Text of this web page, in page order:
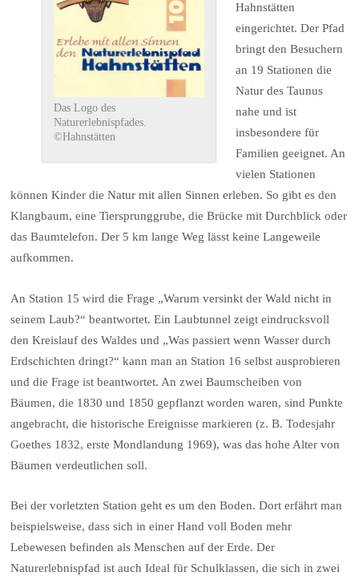
Das Logo des
Naturerlebnispfades.
©Hahnstätten
Hahnstätten
eingerichtet. Der Pfad
bringt den Besuchern
an 19 Stationen die
Natur des Taunus
nahe und ist
insbesondere für
Familien geeignet. An
vielen Stationen
können Kinder die Natur mit allen Sinnen erleben. So gibt es den
Klangbaum, eine Tiersprunggrube, die Brücke mit Durchblick oder
das Baumtelefon. Der 5 km lange Weg lässt keine Langeweile
aufkommen.
An Station 15 wird die Frage „Warum versinkt der Wald nicht in
seinem Laub?“ beantwortet. Ein Laubtunnel zeigt eindrucksvoll
den Kreislauf des Waldes und „Was passiert wenn Wasser durch
Erdschichten dringt?“ kann man an Station 16 selbst ausprobieren
und die Frage ist beantwortet. An zwei Baumscheiben von
Bäumen, die 1830 und 1850 gepflanzt worden waren, sind Punkte
angebracht, die historische Ereignisse markieren (z. B. Todesjahr
Goethes 1832, erste Mondlandung 1969), was das hohe Alter von
Bäumen verdeutlichen soll.
Bei der vorletzten Station geht es um den Boden. Dort erfährt man
beispielsweise, dass sich in einer Hand voll Boden mehr
Lebewesen befinden als Menschen auf der Erde. Der
Naturerlebnispfad ist auch Ideal für Schulklassen, die sich in zwei